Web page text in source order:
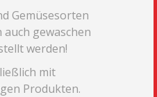
Gemüsesorten
gewaschen
werden!
mit
Produkten.